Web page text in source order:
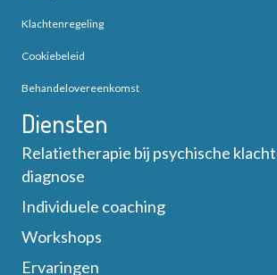
Klachtenregeling
Cookiebeleid
Behandelovereenkomst
Diensten
Relatietherapie bij psychische
diagnose
Individuele coaching
Workshops
Ervaringen